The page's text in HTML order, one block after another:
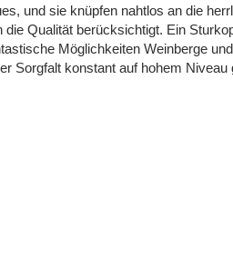
und sie knüpfen nahtlos an die
Qualität berücksichtigt. Ein
Möglichkeiten Weinberge
Sorgfalt konstant auf hohem Niveau